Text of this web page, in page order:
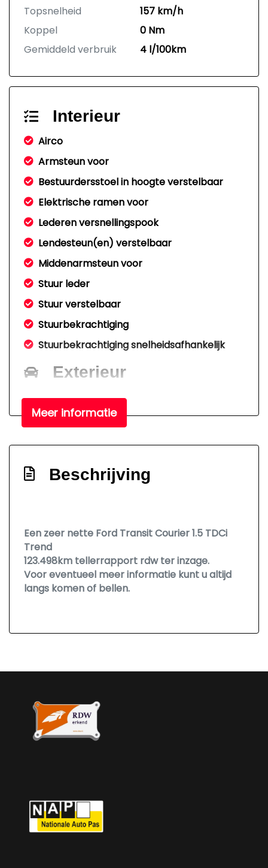
Topsnelheid
157 km/h
Koppel
0 Nm
Gemiddeld verbruik
4 l/100km
Interieur
Airco
Armsteun voor
Bestuurdersstoel in hoogte verstelbaar
Elektrische ramen voor
Lederen versnellingspook
Lendesteun(en) verstelbaar
Middenarmsteun voor
Stuur leder
Stuur verstelbaar
Stuurbekrachtiging
Stuurbekrachtiging snelheidsafhankelijk
Exterieur
Buitenspiegels elektrisch verstelbaar
Buitenspiegels in carrosseriekleur
Getint glas
Tussenschot met ruit
Voorstoel in hoogte verstelbaar
Zijschuifdeur rechts
Brake assist system
Elektronisch stabiliteits programma
Meer informatie
Beschrijving
Een zeer nette Ford Transit Courier 1.5 TDCi
Trend
123.498km tellerrapport rdw ter inzage.
Voor eventueel meer informatie kunt u altijd
langs komen of bellen.